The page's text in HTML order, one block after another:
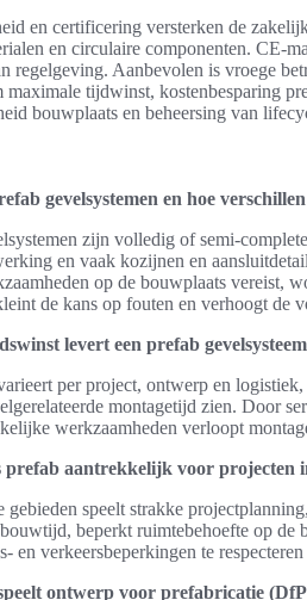
en certificering versterken de
en circulaire componenten. CE-
regelgeving. Aanbevolen is vroege
maximale tijdwinst, kostenbesparing
bouwplaats en beheersing van
gevelsystemen en hoe
zijn volledig of semi-
en vaak kozijnen en
op de bouwplaats vereist,
de kans op fouten en verhoogt de
levert een prefab
per project, ontwerp en
montagetijd zien. Door
werkzaamheden verloopt
prefab aantrekkelijk voor projecten
gebieden speelt strakke
beperkt ruimtebehoefte op de
en verkeersbeperkingen te
ontwerp voor prefabricatie